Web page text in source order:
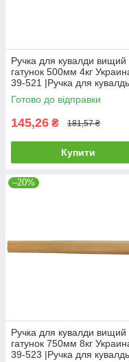
Ручка для кувалди вищий
гатунок 500мм 4кг
39-521 |Ручка для
высший сорт 500мм 4кг
Украина
Готово до відправки
145,26 ₴ 181,57 ₴
Купити
–20%
Ручка для кувалди вищий
гатунок 750мм 8кг
39-523 |Ручка для